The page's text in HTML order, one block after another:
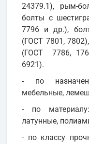
24379.1), рым-
болты с
7796 и др.),
(ГОСТ 7801,
(ГОСТ 7786,
6921).
- по
мебельные,
- по
латунные,
- по классу